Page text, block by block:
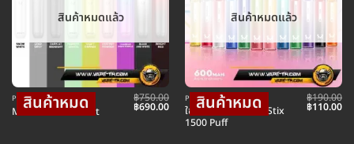
สินค้าหมดแล้ว
POD พอตบุหรี่ไฟฟ้า
Marbo Zero Pod Kit
฿750.00
Original
฿690.00Current
price
สินค้าหมดแล้ว
POD พอตใช้แล้วทิ้ง
ใช้แล้วทิ้ง Marbo M Stix
1500 Puff
฿190.00
Original
฿110.00